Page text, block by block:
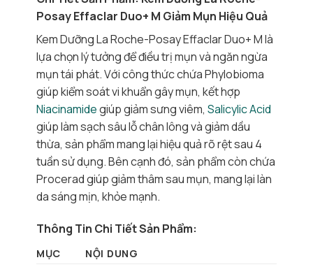
Posay Effaclar Duo+ M Giảm Mụn Hiệu Quả
Kem Dưỡng La Roche-Posay Effaclar Duo+ M là
lựa chọn lý tưởng để điều trị mụn và ngăn ngừa
mụn tái phát. Với công thức chứa Phylobioma
giúp kiểm soát vi khuẩn gây mụn, kết hợp
Niacinamidegiúp giảm sưng viêm, Salicylic Acid
giúp làm sạch sâu lỗ chân lông và giảm dầu
thừa, sản phẩm mang lại hiệu quả rõ rệt sau 4
tuần sử dụng. Bên cạnh đó, sản phẩm còn chứa
Procerad giúp giảm thâm sau mụn, mang lại làn
da sáng mịn, khỏe mạnh.
Thông Tin Chi Tiết Sản Phẩm:
MỤC NỘI DUNG